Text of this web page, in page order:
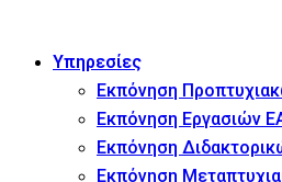
Υπηρεσίες
Εκπόνηση
Εκπόνηση Εργασιών
Εκπόνηση
Εκπόνηση